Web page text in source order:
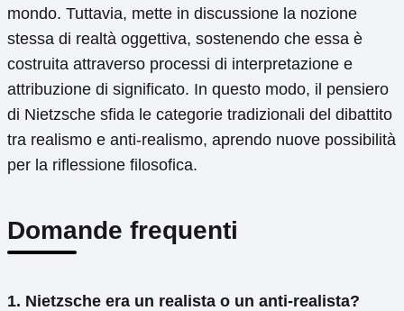
mondo. Tuttavia, mette in discussione la nozione
stessa di realtà oggettiva, sostenendo che essa è
costruita attraverso processi di interpretazione e
attribuzione di significato. In questo modo, il pensiero
di Nietzsche sfida le categorie tradizionali del dibattito
tra realismo e anti-realismo, aprendo nuove possibilità
per la riflessione filosofica.
Domande frequenti
1. Nietzsche era un realista o un anti-realista?